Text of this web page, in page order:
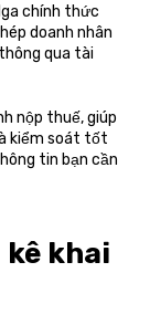
chính thức
doanh nhân
qua tài
nộp thuế, giúp
kiểm soát tốt
tin bạn cần
kê khai